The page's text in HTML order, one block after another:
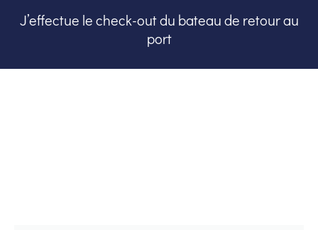
J’effectue le check-out du bateau de retour au
port